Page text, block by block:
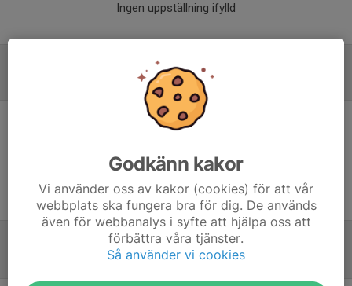
Ingen uppställning ifylld
Inget referat skrivet
Godkänn kakor
Vi använder oss av kakor (cookies) för att vår
webbplats ska fungera bra för dig. De används
även för webbanalys i syfte att hjälpa oss att
förbättra våra tjänster.
Så använder vi cookies